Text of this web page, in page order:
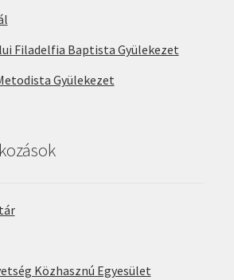
Filadelfia Baptista Gyülekezet
Gyülekezet
Közhasznú Egyesület